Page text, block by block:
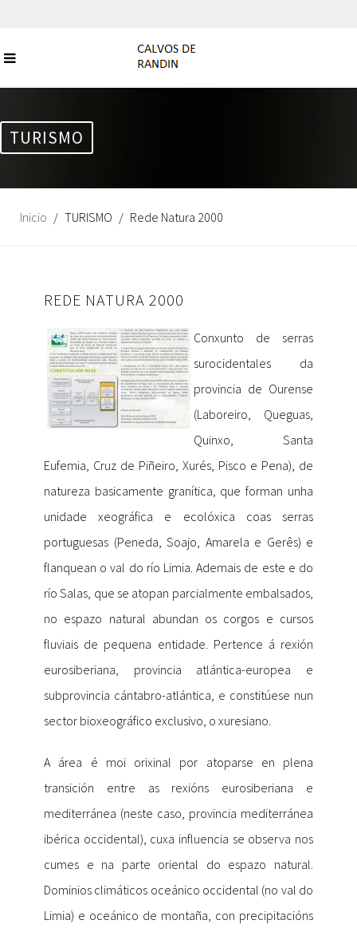
TURISMO
Inicio TURISMO Rede Natura 2000
REDE NATURA 2000
Conxunto de serras
surocidentales da
provincia de Ourense
(Laboreiro, Queguas,
Quinxo, Santa
Eufemia, Cruz de Piñeiro, Xurés, Pisco e Pena), de
natureza basicamente granítica, que forman unha
unidade xeográfica e ecolóxica coas serras
portuguesas (Peneda, Soajo, Amarela e Gerês) e
flanquean o val do río Limia. Ademais de este e do
río Salas, que se atopan parcialmente embalsados,
no espazo natural abundan os corgos e cursos
fluviais de pequena entidade. Pertence á rexión
eurosiberiana, provincia atlántica-europea e
subprovincia cántabro-atlántica, e constitúese nun
sector bioxeográfico exclusivo, o xuresiano.
A área é moi orixinal por atoparse en plena
transición entre as rexións eurosiberiana e
mediterránea (neste caso, provincia mediterránea
ibérica occidental), cuxa influencia se observa nos
cumes e na parte oriental do espazo natural.
Dominios climáticos oceánico occidental (no val do
Limia) e oceánico de montaña, con precipitacións